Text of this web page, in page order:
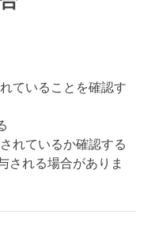
ていることを確認す
れているか確認する
される場合がありま